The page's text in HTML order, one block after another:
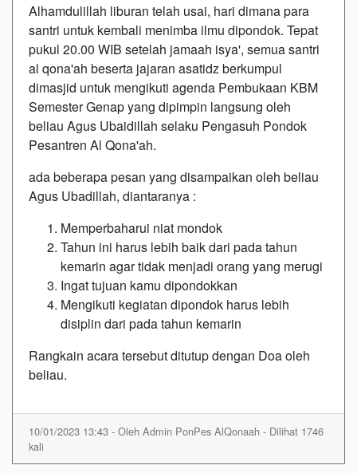
Alhamdulillah liburan telah usai, hari dimana para
santri untuk kembali menimba ilmu dipondok. Tepat
pukul 20.00 WIB setelah jamaah isya', semua santri
al qona'ah beserta jajaran asatidz berkumpul
dimasjid untuk mengikuti agenda Pembukaan KBM
Semester Genap yang dipimpin langsung oleh
beliau Agus Ubaidillah selaku Pengasuh Pondok
Pesantren Al Qona'ah.
ada beberapa pesan yang disampaikan oleh beliau
Agus Ubadillah, diantaranya :
Memperbaharui niat mondok
Tahun ini harus lebih baik dari pada tahun
kemarin agar tidak menjadi orang yang merugi
Ingat tujuan kamu dipondokkan
Mengikuti kegiatan dipondok harus lebih
disiplin dari pada tahun kemarin
Rangkain acara tersebut ditutup dengan Doa oleh
beliau.
10/01/2023 13:43 - Oleh Admin PonPes AlQonaah - Dilihat 1746
kali